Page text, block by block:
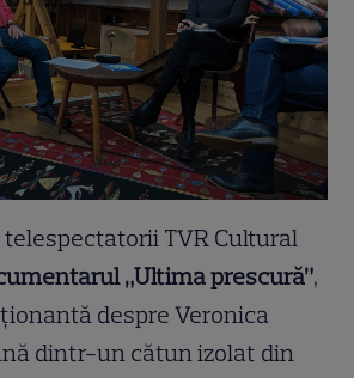
telespectatorii TVR Cultural
„Ultima prescură”,
despre Veronica
dintr-un cătun izolat din